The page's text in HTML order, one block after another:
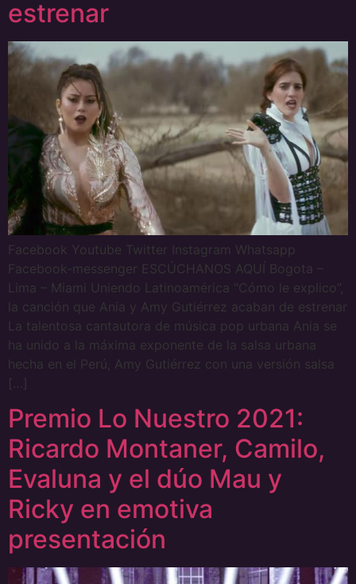
estrenar
Facebook Youtube Twitter Instagram Whatsapp
Facebook-messenger ESCÚCHANOS AQUÍ Bogota –
Lima – Miami Uniendo Latinoamérica “Cómo le explico”,
la canción que Ania y Amy Gutiérrez acaban de estrenar
La talentosa cantautora de música pop urbana Ania se
ha unido a la máxima exponente de la salsa urbana
hecha en el Perú, Amy Gutiérrez con una versión salsa
[…]
Premio Lo Nuestro 2021:
Ricardo Montaner, Camilo,
Evaluna y el dúo Mau y
Ricky en emotiva
presentación